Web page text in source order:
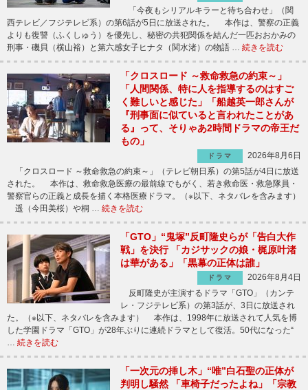
「今夜もシリアルキラーと待ち合わせ」（関
西テレビ／フジテレビ系）の第6話が5日に放送された。 本作は、警察の正義
よりも復讐（ふくしゅう）を優先し、秘密の共犯関係を結んだ一匹おおかみの
刑事・磯貝（横山裕）と第六感女子ヒナタ（関水渚）の物語 … 続きを読む
「クロスロード ～救命救急の約束～」
「人間関係、特に人を指導するのはすご
く難しいと感じた」「船越英一郎さんが
『刑事面に似ていると言われたことがあ
る』って、そりゃあ2時間ドラマの帝王だ
もの」
ドラマ
2026年8月6日
「クロスロード ～救命救急の約束～」（テレビ朝日系）の第5話が4日に放送
された。 本作は、救命救急医療の最前線でもがく、若き救命医・救急隊員・
警察官らの正義と成長を描く本格医療ドラマ。（※以下、ネタバレを含みます）
遥（今田美桜）や桐 … 続きを読む
「GTO」“鬼塚”反町隆史らが「告白大作
戦」を決行 「カジサックの娘・梶原叶渚
は華がある」「黒幕の正体は誰」
ドラマ
2026年8月4日
反町隆史が主演するドラマ「GTO」（カンテ
レ・フジテレビ系）の第3話が、3日に放送され
た。（※以下、ネタバレを含みます） 本作は、1998年に放送されて人気を博
した学園ドラマ「GTO」が28年ぶりに連続ドラマとして復活。50代になった“
… 続きを読む
「一次元の挿し木」“唯”白石聖の正体が
判明し騒然 「車椅子だったよね」「宗教